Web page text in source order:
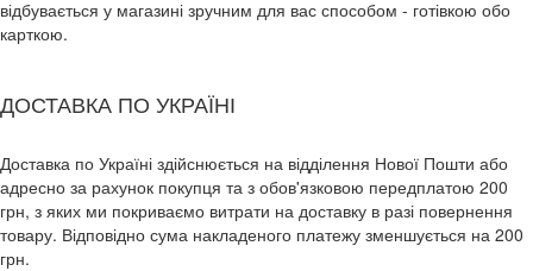
відбувається у магазині зручним для вас способом - готівкою обо
карткою.
ДОСТАВКА ПО УКРАЇНІ
Доставка по Україні здійснюється на відділення Нової Пошти або
адресно за рахунок покупця та з обов'язковою передплатою 200
грн, з яких ми покриваємо витрати на доставку в разі повернення
товару. Відповідно сума накладеного платежу зменшується на 200
грн.